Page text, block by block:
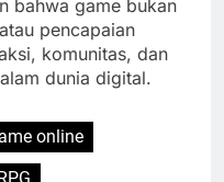
bahwa game bukan
pencapaian
komunitas, dan
dunia digital.
online